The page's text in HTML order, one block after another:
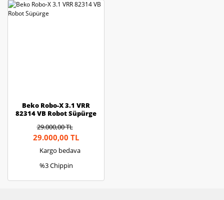
Beko Robo-X 3.1 VRR
82314 VB Robot Süpürge
29.000,00 TL
29.000,00 TL
Kargo bedava
%3 Chippin